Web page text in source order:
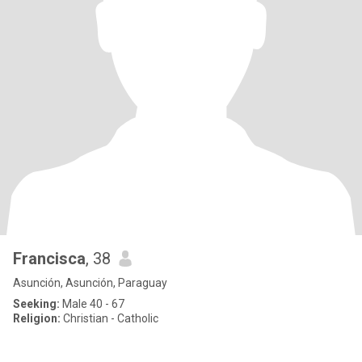
Francisca, 38
Asunción, Asunción, Paraguay
Seeking: Male 40 - 67
Religion: Christian - Catholic